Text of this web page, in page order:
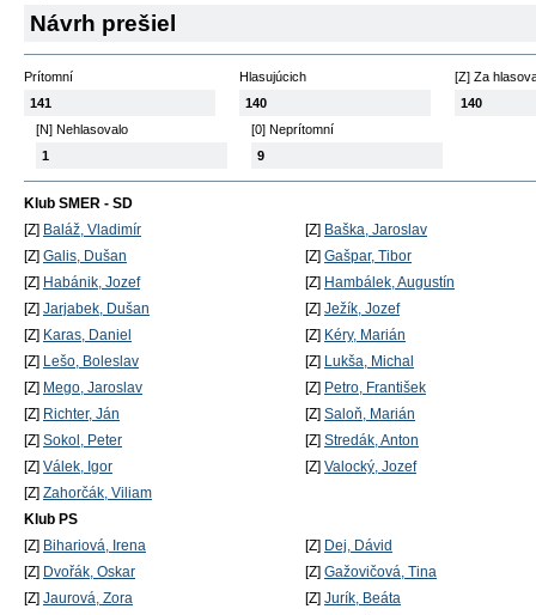
Návrh prešiel
Prítomní
141
Hlasujúcich
140
[Z] Za
140
[N] Nehlasovalo
1
[0] Neprítomní
9
Klub SMER - SD
[Z] Baláž, Vladimír [Z] Baška, Jaroslav
[Z] Galis, Dušan [Z] Gašpar, Tibor
[Z] Habánik, Jozef [Z] Hambálek, Augustín
[Z] Jarjabek, Dušan [Z] Ježík, Jozef
[Z] Karas, Daniel [Z] Kéry, Marián
[Z] Lešo, Boleslav [Z] Lukša, Michal
[Z] Mego, Jaroslav [Z] Petro, František
[Z] Richter, Ján [Z] Saloň, Marián
[Z] Sokol, Peter [Z] Stredák, Anton
[Z] Válek, Igor [Z] Valocký, Jozef
[Z] Zahorčák, Viliam
Klub PS
[Z] Bihariová, Irena [Z] Dej, Dávid
[Z] Dvořák, Oskar [Z] Gažovičová, Tina
[Z] Jaurová, Zora [Z] Jurík, Beáta